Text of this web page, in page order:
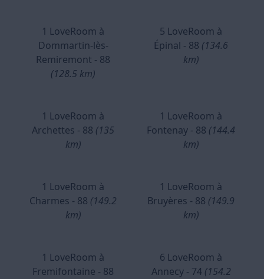
1 LoveRoom à
Dommartin-lès-
Remiremont - 88
(128.5 km)
5 LoveRoom à
Épinal - 88 (134.6
km)
1 LoveRoom à
Archettes - 88 (135
km)
1 LoveRoom à
Fontenay - 88 (144.4
km)
1 LoveRoom à
Charmes - 88 (149.2
km)
1 LoveRoom à
Bruyères - 88 (149.9
km)
1 LoveRoom à
Fremifontaine - 88
6 LoveRoom à
Annecy - 74 (154.2